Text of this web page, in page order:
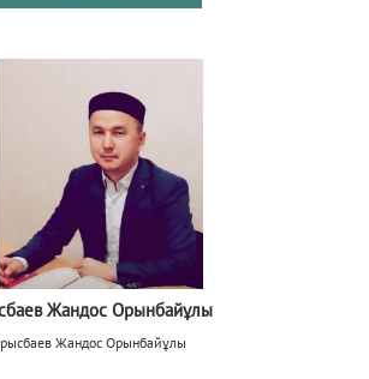
Жандос Орынбайұлы
Жандос Орынбайұлы